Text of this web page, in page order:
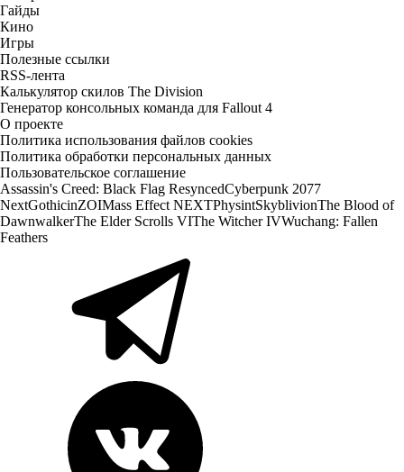
Гайды
Кино
Игры
Полезные ссылки
RSS-лента
Калькулятор скилов The Division
Генератор консольных команда для Fallout 4
О проекте
Политика использования файлов cookies
Политика обработки персональных данных
Пользовательское соглашение
Assassin's Creed: Black Flag ResyncedCyberpunk 2077
NextGothicinZOIMass Effect NEXTPhysintSkyblivionThe Blood of
DawnwalkerThe Elder Scrolls VIThe Witcher IVWuchang: Fallen
Feathers